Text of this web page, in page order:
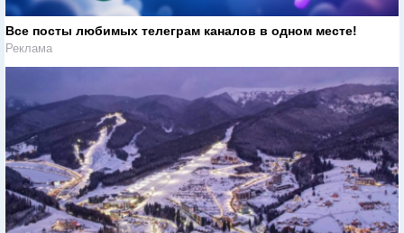
Все посты любимых телеграм каналов в одном месте!
Реклама